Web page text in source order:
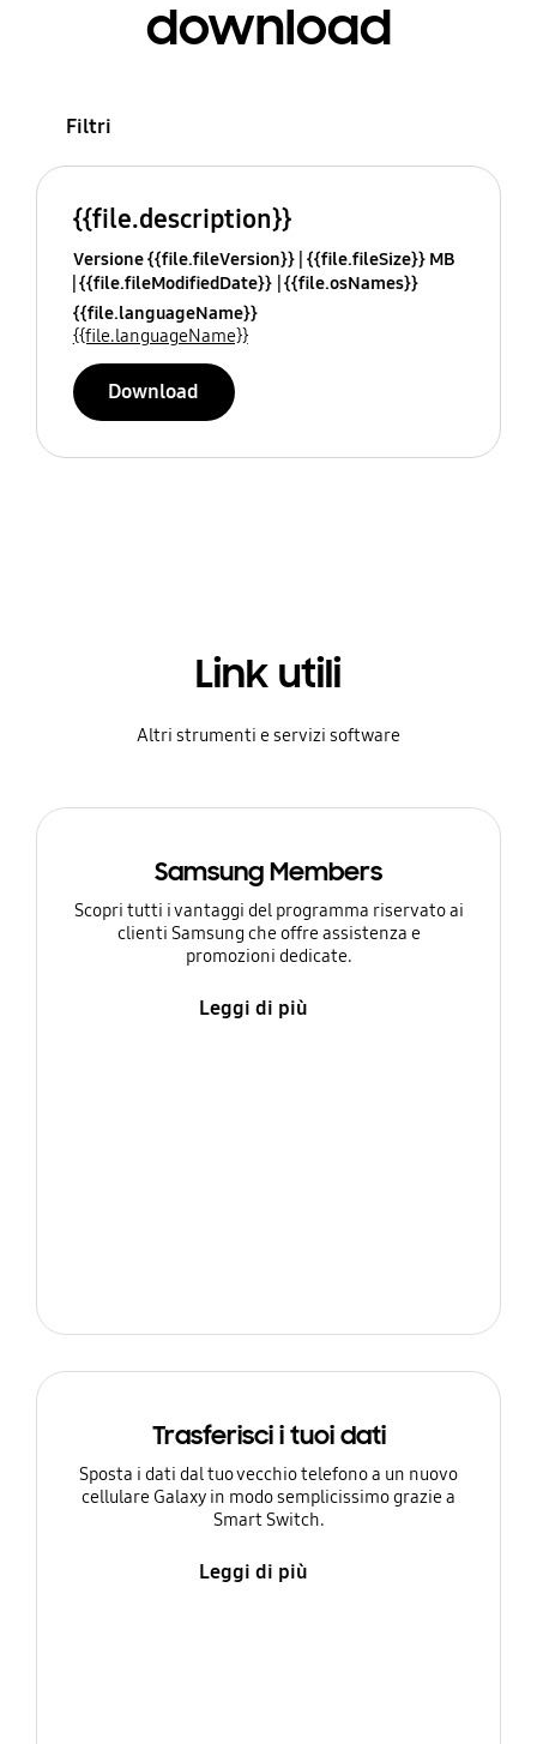
download
Filtri
{{file.description}}
Versione {{file.fileVersion}} {{file.fileSize}} MB
{{file.fileModifiedDate}} {{file.osNames}}
{{file.languageName}}
{{file.languageName}}
Download
Link utili
Altri strumenti e servizi software
Samsung Members
Scopri tutti i vantaggi del programma riservato ai
clienti Samsung che offre assistenza e
promozioni dedicate.
Leggi di più
Trasferisci i tuoi dati
Sposta i dati dal tuo vecchio telefono a un nuovo
cellulare Galaxy in modo semplicissimo grazie a
Smart Switch.
Leggi di più